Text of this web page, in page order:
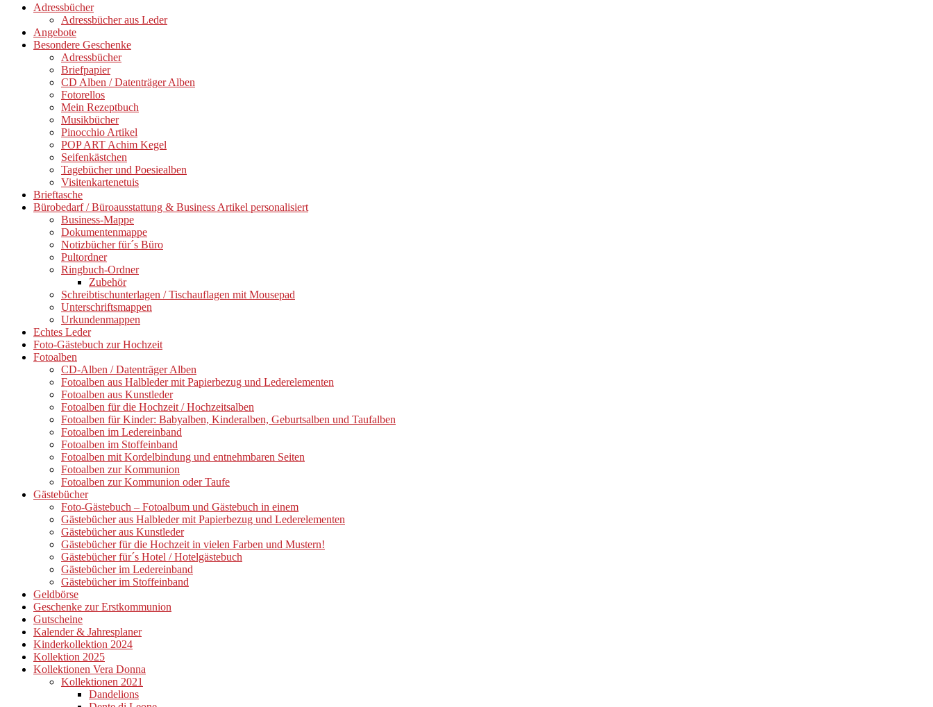
Adressbücher
Adressbücher aus Leder
Angebote
Besondere Geschenke
Adressbücher
Briefpapier
CD Alben / Datenträger Alben
Fotorellos
Mein Rezeptbuch
Musikbücher
Pinocchio Artikel
POP ART Achim Kegel
Seifenkästchen
Tagebücher und Poesiealben
Visitenkartenetuis
Brieftasche
Bürobedarf / Büroausstattung & Business Artikel personalisiert
Business-Mappe
Dokumentenmappe
Notizbücher für´s Büro
Pultordner
Ringbuch-Ordner
Zubehör
Schreibtischunterlagen / Tischauflagen mit Mousepad
Unterschriftsmappen
Urkundenmappen
Echtes Leder
Foto-Gästebuch zur Hochzeit
Fotoalben
CD-Alben / Datenträger Alben
Fotoalben aus Halbleder mit Papierbezug und Lederelementen
Fotoalben aus Kunstleder
Fotoalben für die Hochzeit / Hochzeitsalben
Fotoalben für Kinder: Babyalben, Kinderalben, Geburtsalben und Taufalben
Fotoalben im Ledereinband
Fotoalben im Stoffeinband
Fotoalben mit Kordelbindung und entnehmbaren Seiten
Fotoalben zur Kommunion
Fotoalben zur Kommunion oder Taufe
Gästebücher
Foto-Gästebuch – Fotoalbum und Gästebuch in einem
Gästebücher aus Halbleder mit Papierbezug und Lederelementen
Gästebücher aus Kunstleder
Gästebücher für die Hochzeit in vielen Farben und Mustern!
Gästebücher für´s Hotel / Hotelgästebuch
Gästebücher im Ledereinband
Gästebücher im Stoffeinband
Geldbörse
Geschenke zur Erstkommunion
Gutscheine
Kalender & Jahresplaner
Kinderkollektion 2024
Kollektion 2025
Kollektionen Vera Donna
Kollektionen 2021
Dandelions